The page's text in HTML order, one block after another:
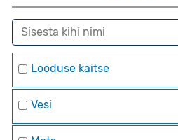
Looduse kaitse
Vesi